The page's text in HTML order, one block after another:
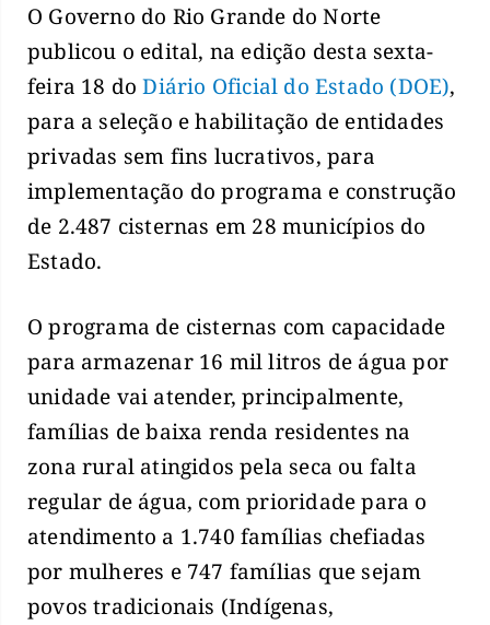
O Governo do Rio Grande do Norte
publicou o edital, na edição desta sexta-
feira 18 do Diário Oficial do Estado (DOE),
para a seleção e habilitação de entidades
privadas sem fins lucrativos, para
implementação do programa e construção
de 2.487 cisternas em 28 municípios do
Estado.
O programa de cisternas com capacidade
para armazenar 16 mil litros de água por
unidade vai atender, principalmente,
famílias de baixa renda residentes na
zona rural atingidos pela seca ou falta
regular de água, com prioridade para o
atendimento a 1.740 famílias chefiadas
por mulheres e 747 famílias que sejam
povos tradicionais (Indígenas,